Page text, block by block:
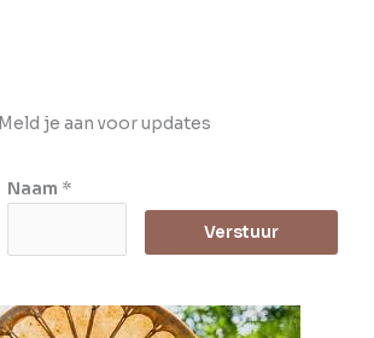
Meld je aan voor updates
Naam *
Verstuur